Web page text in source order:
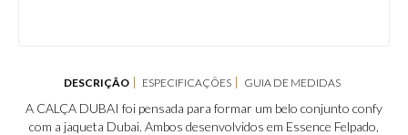
DESCRIÇÃO ESPECIFICAÇÕES GUIA DE MEDIDAS
A CALÇA DUBAI foi pensada para formar um belo conjunto confy
com a jaqueta Dubai. Ambos desenvolvidos em Essence Felpado,